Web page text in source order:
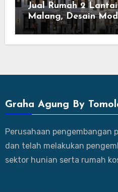
Jual Rumah 2
Malang, Desain
800 Jutaan
Graha Agung By
Perusahaan pengembangan
dan telah melakukan
sektor hunian serta rumah